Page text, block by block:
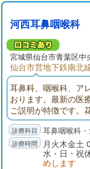
河西耳鼻咽喉科
宮城県仙台市青葉区中
仙台市営地下鉄南北
耳鼻科、咽喉科、ア
おります。最新の医
ご説明が特徴です。
さい。
耳鼻咽喉科
月火木金
水・日・祝
めします